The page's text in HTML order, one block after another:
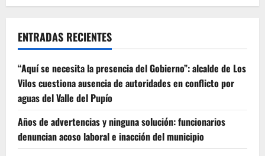
ENTRADAS RECIENTES
“Aquí se necesita la presencia del Gobierno”: alcalde de Los
Vilos cuestiona ausencia de autoridades en conflicto por
aguas del Valle del Pupío
Años de advertencias y ninguna solución: funcionarios
denuncian acoso laboral e inacción del municipio